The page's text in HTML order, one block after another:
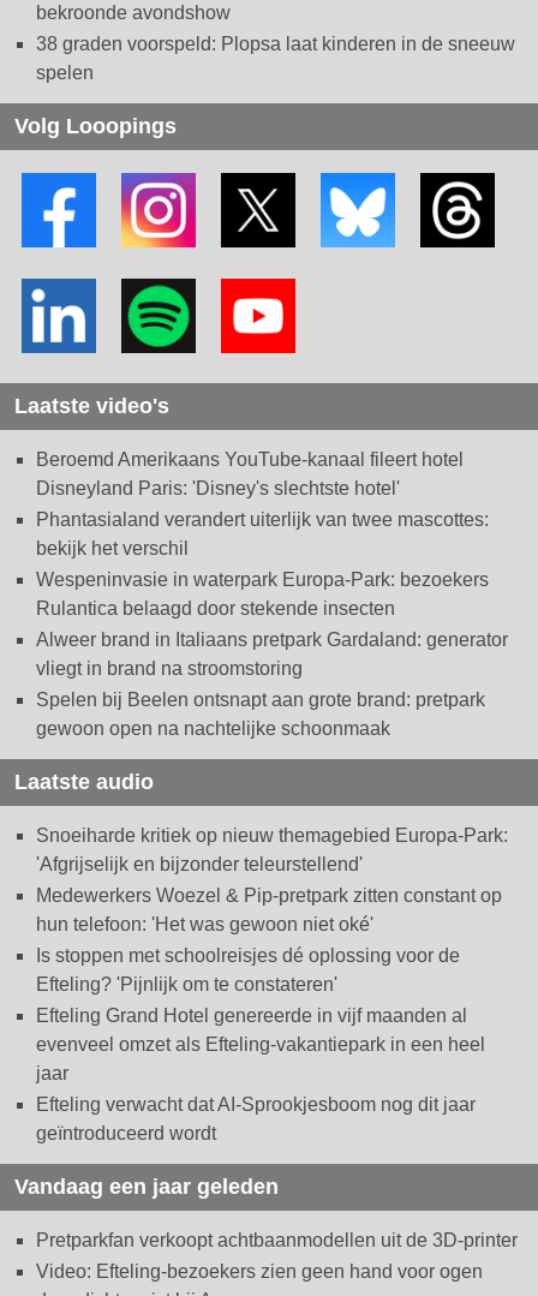
bekroonde avondshow
38 graden voorspeld: Plopsa laat kinderen in de sneeuw
spelen
Volg Looopings
Laatste video's
Beroemd Amerikaans YouTube-kanaal fileert hotel
Disneyland Paris: 'Disney's slechtste hotel'
Phantasialand verandert uiterlijk van twee mascottes:
bekijk het verschil
Wespeninvasie in waterpark Europa-Park: bezoekers
Rulantica belaagd door stekende insecten
Alweer brand in Italiaans pretpark Gardaland: generator
vliegt in brand na stroomstoring
Spelen bij Beelen ontsnapt aan grote brand: pretpark
gewoon open na nachtelijke schoonmaak
Laatste audio
Snoeiharde kritiek op nieuw themagebied Europa-Park:
'Afgrijselijk en bijzonder teleurstellend'
Medewerkers Woezel & Pip-pretpark zitten constant op
hun telefoon: 'Het was gewoon niet oké'
Is stoppen met schoolreisjes dé oplossing voor de
Efteling? 'Pijnlijk om te constateren'
Efteling Grand Hotel genereerde in vijf maanden al
evenveel omzet als Efteling-vakantiepark in een heel
jaar
Efteling verwacht dat AI-Sprookjesboom nog dit jaar
geïntroduceerd wordt
Vandaag een jaar geleden
Pretparkfan verkoopt achtbaanmodellen uit de 3D-printer
Video: Efteling-bezoekers zien geen hand voor ogen